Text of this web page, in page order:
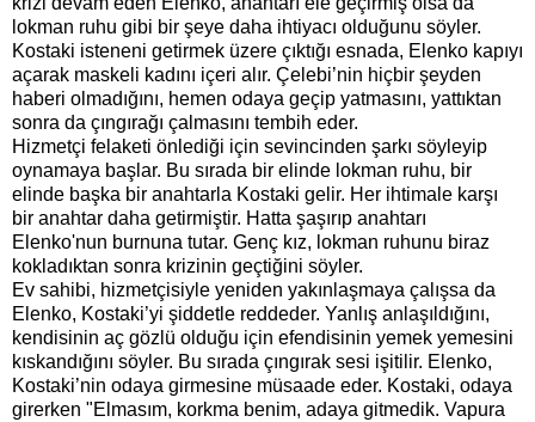
lokman ruhu gibi bir şeye daha ihtiyacı olduğunu söyler.
Kostaki isteneni getirmek üzere çıktığı esnada, Elenko kapıyı
açarak maskeli kadını içeri alır. Çelebi’nin hiçbir şeyden
haberi olmadığını, hemen odaya geçip yatmasını, yattıktan
sonra da çıngırağı çalmasını tembih eder.
Hizmetçi felaketi önlediği için sevincinden şarkı söyleyip
oynamaya başlar. Bu sırada bir elinde lokman ruhu, bir
elinde başka bir anahtarla Kostaki gelir. Her ihtimale karşı
bir anahtar daha getirmiştir. Hatta şaşırıp anahtarı
Elenko'nun burnuna tutar. Genç kız, lokman ruhunu biraz
kokladıktan sonra krizinin geçtiğini söyler.
Ev sahibi, hizmetçisiyle yeniden yakınlaşmaya çalışsa da
Elenko, Kostaki’yi şiddetle reddeder. Yanlış anlaşıldığını,
kendisinin aç gözlü olduğu için efendisinin yemek yemesini
kıskandığını söyler. Bu sırada çıngırak sesi işitilir. Elenko,
Kostaki’nin odaya girmesine müsaade eder. Kostaki, odaya
girerken "Elmasım, korkma benim, adaya gitmedik. Vapura